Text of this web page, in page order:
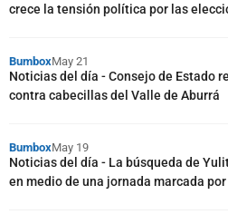
crece la tensión política por las
BumboxMay 21
Noticias del día - Consejo de Estado
contra cabecillas del Valle de Aburrá
BumboxMay 19
Noticias del día - La búsqueda de
en medio de una jornada marcada